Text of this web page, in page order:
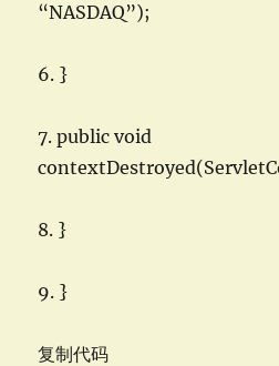
“NASDAQ”);
6. }
7. public void
8. }
9. }
复制代码